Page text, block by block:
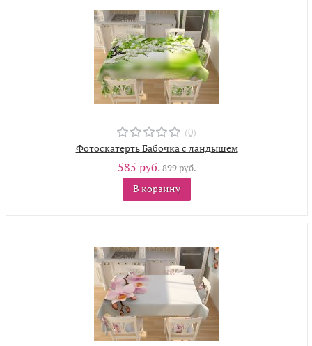
(0)
Фотоскатерть Бабочка с ландышем
585 руб.899 руб.
В корзину